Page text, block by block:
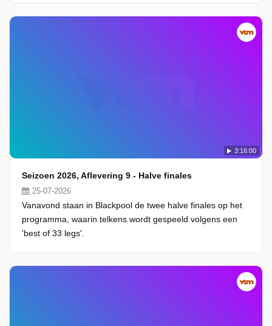
3:16:00
Seizoen 2026, Aflevering 9 - Halve finales
25-07-2026
Vanavond staan in Blackpool de twee halve finales op het
programma, waarin telkens wordt gespeeld volgens een
'best of 33 legs'.